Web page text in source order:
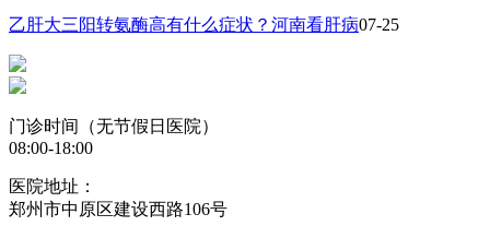
乙肝大三阳转氨酶高有什么症状？河南看肝病07-25
门诊时间（无节假日医院）
08:00-18:00
医院地址：
郑州市中原区建设西路106号